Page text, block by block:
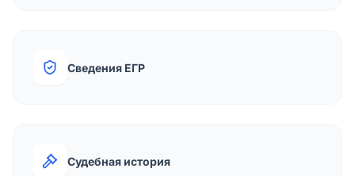
Сведения ЕГР
Судебная история